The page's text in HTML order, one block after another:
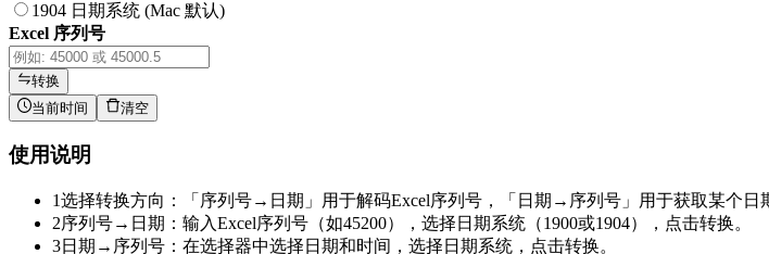
1904 日期系统 (Mac 默认)
Excel 序列号
转换
当前时间
清空
使用说明
1选择转换方向：「序列号→日期」用于解码Excel序列号，「日期→序列号」用于获取某个日
2序列号→日期：输入Excel序列号（如45200），选择日期系统（1900或1904），点击转换。
3日期→序列号：在选择器中选择日期和时间，选择日期系统，点击转换。